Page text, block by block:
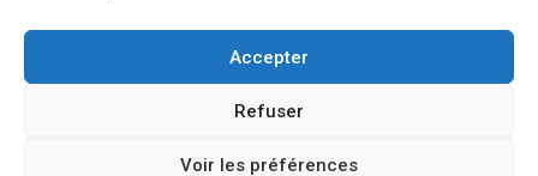
Accepter
Refuser
Voir les préférences
© LES NOUVELLES DE LA BOULANGERIE - Tous droits réservés - Réalisation :
Josh Digital
Mentions légales